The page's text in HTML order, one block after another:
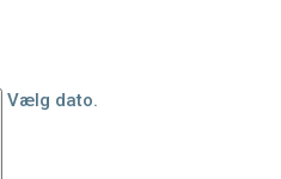
Vælg dato.